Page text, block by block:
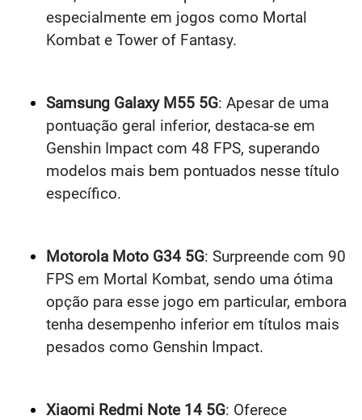
especialmente em jogos como Mortal
Kombat e Tower of Fantasy.
Samsung Galaxy M55 5G: Apesar de uma
pontuação geral inferior, destaca-se em
Genshin Impact com 48 FPS, superando
modelos mais bem pontuados nesse título
específico.
Motorola Moto G34 5G: Surpreende com 90
FPS em Mortal Kombat, sendo uma ótima
opção para esse jogo em particular, embora
tenha desempenho inferior em títulos mais
pesados como Genshin Impact.
Xiaomi Redmi Note 14 5G: Oferece